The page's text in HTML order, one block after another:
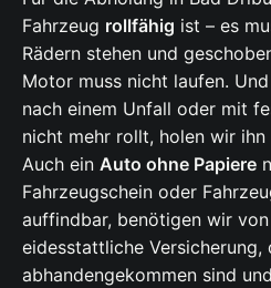
Fahrzeug rollfähig ist – es
Rädern stehen und
Motor muss nicht laufen.
nach einem Unfall oder mit
nicht mehr rollt, holen wir ihn
Auch ein Auto ohne Papiere
Fahrzeugschein oder
auffindbar, benötigen wir von
eidesstattliche Versicherung,
abhandengekommen sind